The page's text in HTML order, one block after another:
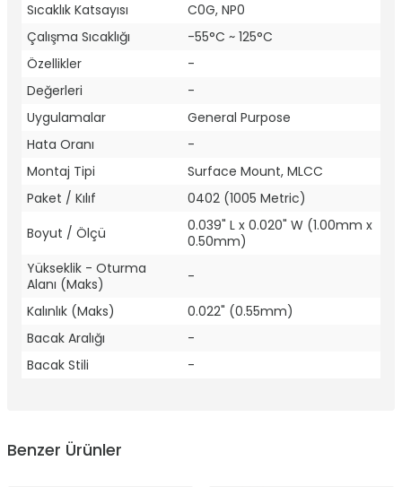
Sıcaklık Katsayısı
C0G, NP0
Çalışma Sıcaklığı
-55°C ~ 125°C
Özellikler
-
Değerleri
-
Uygulamalar
General Purpose
Hata Oranı
-
Montaj Tipi
Surface Mount, MLCC
Paket / Kılıf
0402 (1005 Metric)
Boyut / Ölçü
0.039" L x 0.020" W (1.00mm x
0.50mm)
Yükseklik - Oturma
Alanı (Maks)
-
Kalınlık (Maks)
0.022" (0.55mm)
Bacak Aralığı
-
Bacak Stili
-
Benzer Ürünler